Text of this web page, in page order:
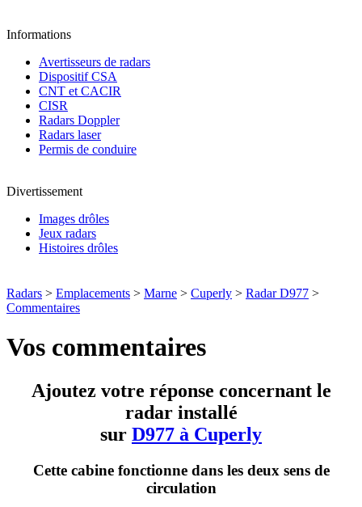
Informations
Avertisseurs de radars
Dispositif CSA
CNT et CACIR
CISR
Radars Doppler
Radars laser
Permis de conduire
Divertissement
Images drôles
Jeux radars
Histoires drôles
Radars > Emplacements > Marne > Cuperly > Radar D977 >
Commentaires
Vos commentaires
Ajoutez votre réponse concernant le
radar installé
sur D977 à Cuperly
Cette cabine fonctionne dans les deux sens de
circulation